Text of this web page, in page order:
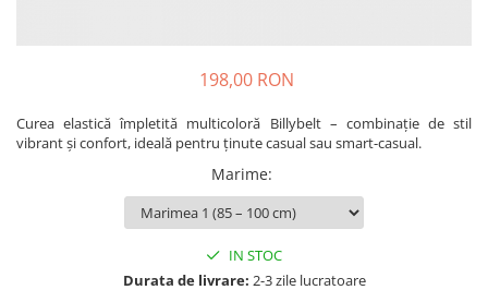
198,00 RON
Curea elastică împletită multicoloră Billybelt – combinație de stil
vibrant și confort, ideală pentru ținute casual sau smart-casual.
Marime:
IN STOC
Durata de livrare: 2-3 zile lucratoare